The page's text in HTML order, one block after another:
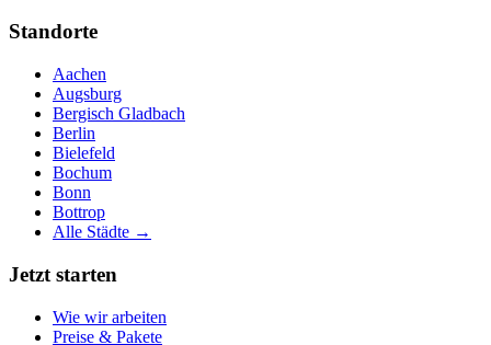
Standorte
Aachen
Augsburg
Bergisch Gladbach
Berlin
Bielefeld
Bochum
Bonn
Bottrop
Alle Städte →
Jetzt starten
Wie wir arbeiten
Preise & Pakete